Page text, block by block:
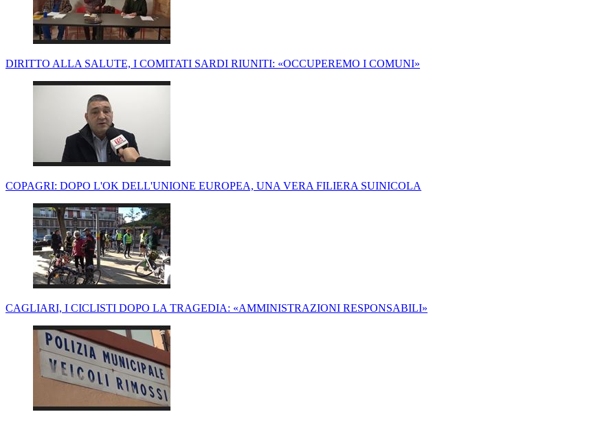
DIRITTO ALLA SALUTE, I COMITATI SARDI RIUNITI: «OCCUPEREMO I COMUNI»
COPAGRI: DOPO L'OK DELL'UNIONE EUROPEA, UNA VERA FILIERA SUINICOLA
CAGLIARI, I CICLISTI DOPO LA TRAGEDIA: «AMMINISTRAZIONI RESPONSABILI»